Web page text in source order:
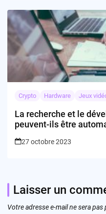
Crypto Hardware Jeux
La recherche et le
peuvent-ils être
27 octobre 2023
Laisser un
Votre adresse e-mail ne sera pas